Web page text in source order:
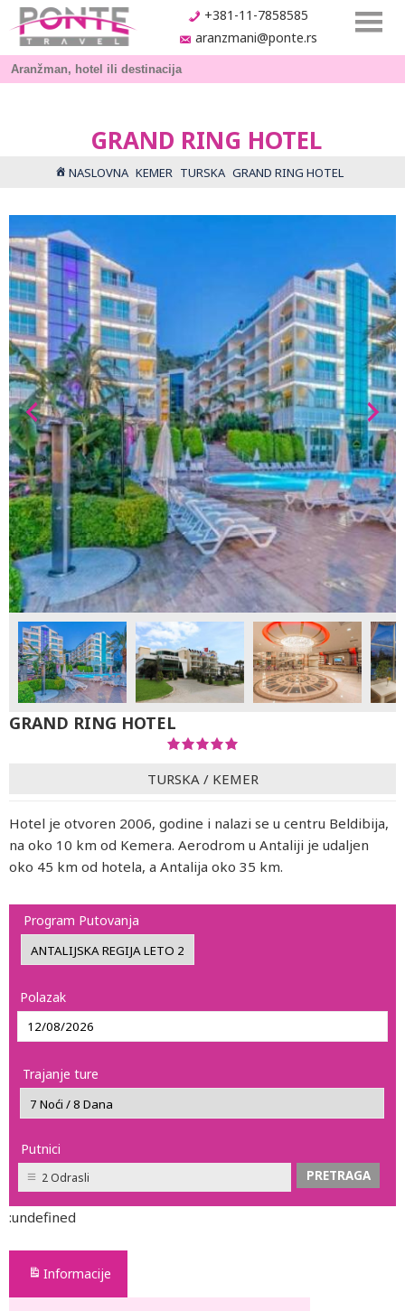
+381-11-7858585
aranzmani@ponte.rs
GRAND RING HOTEL
NASLOVNA KEMER TURSKA GRAND RING HOTEL
GRAND RING HOTEL
TURSKA / KEMER
Hotel je otvoren 2006, godine i nalazi se u centru Beldibija,
na oko 10 km od Kemera. Aerodrom u Antaliji je udaljen
oko 45 km od hotela, a Antalija oko 35 km.
Program Putovanja
Polazak
Trajanje ture
Putnici
2 Odrasli
:undefined
Informacije